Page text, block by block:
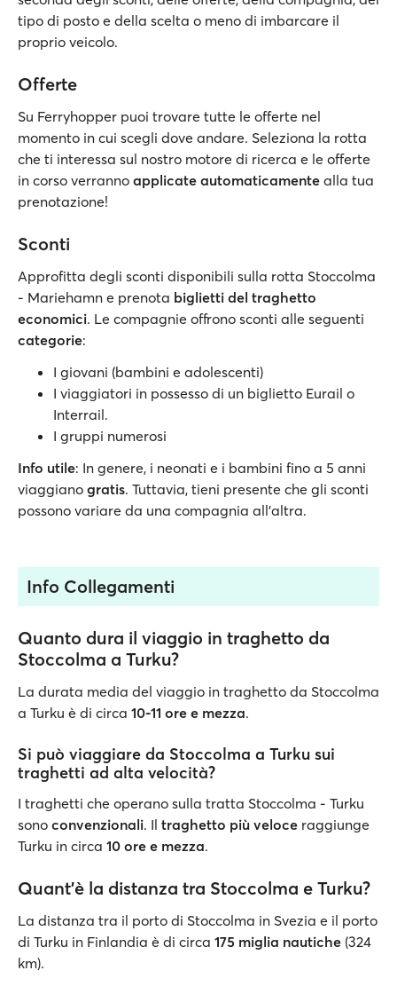
tipo di posto e della scelta o meno di imbarcare il
proprio veicolo.
Offerte
Su Ferryhopper puoi trovare tutte le offerte nel
momento in cui scegli dove andare. Seleziona la rotta
che ti interessa sul nostro motore di ricerca e le offerte
in corso verranno applicate automaticamente alla tua
prenotazione!
Sconti
Approfitta degli sconti disponibili sulla rotta Stoccolma
- Mariehamn e prenota biglietti del traghetto
economici. Le compagnie offrono sconti alle seguenti
categorie:
I giovani (bambini e adolescenti)
I viaggiatori in possesso di un biglietto Eurail o
Interrail.
I gruppi numerosi
Info utile: In genere, i neonati e i bambini fino a 5 anni
viaggiano gratis. Tuttavia, tieni presente che gli sconti
possono variare da una compagnia all'altra.
Info Collegamenti
Quanto dura il viaggio in traghetto da
Stoccolma a Turku?
La durata media del viaggio in traghetto da Stoccolma
a Turku è di circa 10-11 ore e mezza.
Si può viaggiare da Stoccolma a Turku sui
traghetti ad alta velocità?
I traghetti che operano sulla tratta Stoccolma - Turku
sono convenzionali. Il traghetto più veloce raggiunge
Turku in circa 10 ore e mezza.
Quant’è la distanza tra Stoccolma e Turku?
La distanza tra il porto di Stoccolma in Svezia e il porto
di Turku in Finlandia è di circa 175 miglia nautiche (324
km).